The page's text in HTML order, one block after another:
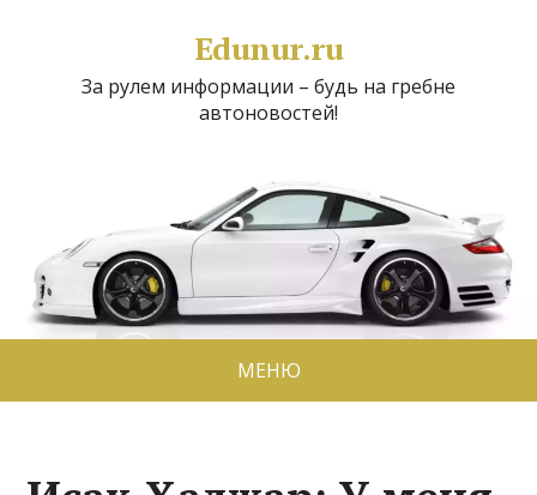
Edunur.ru
За рулем информации – будь на гребне
автоновостей!
МЕНЮ